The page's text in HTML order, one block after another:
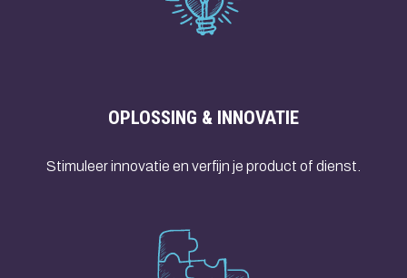
OPLOSSING & INNOVATIE
Stimuleer innovatie en verfijn je product of dienst.